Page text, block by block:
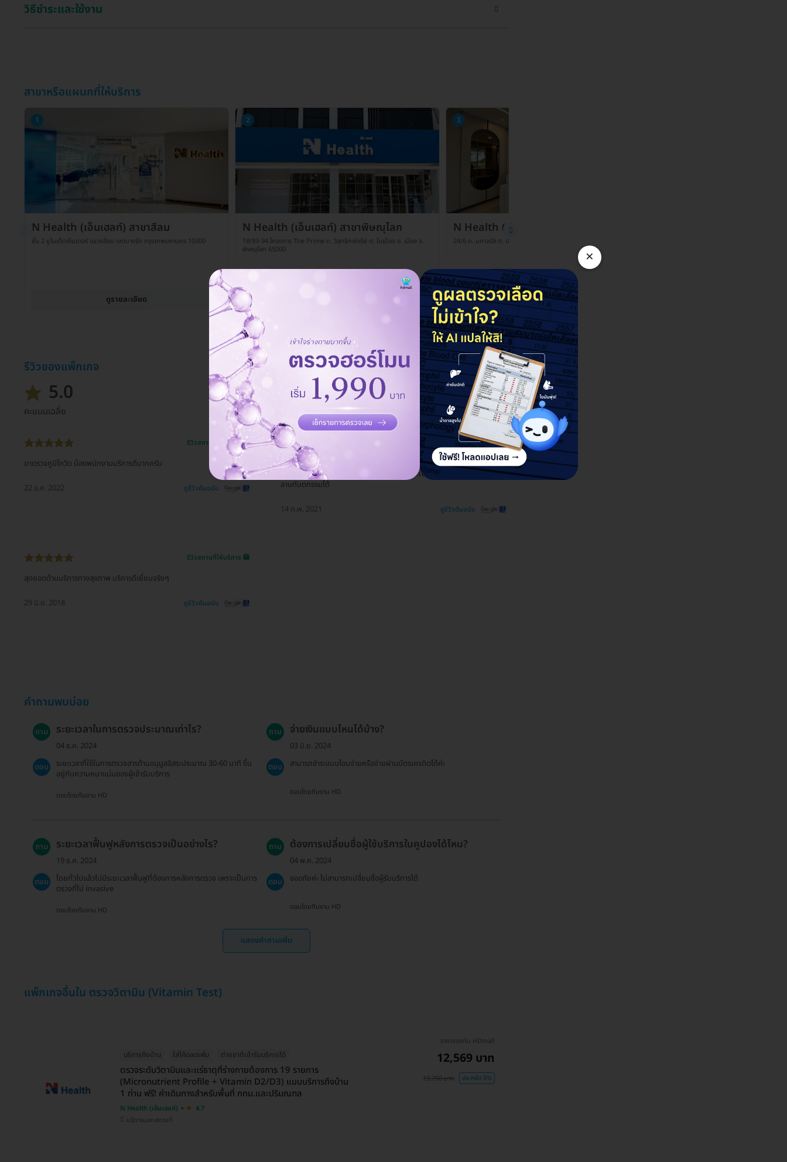
วิธีชำระและใช้งาน
สาขาหรือแผนกที่ให้บริการ
1
N Health (เอ็นเฮลท์) สาขาสีลม
ชั้น 2 ยูไนเต็ดเซ็นเตอร์ แขวงสีลม เขตบางรัก กรุงเทพมหานคร 10300
ดูรายละเอียด
2
N Health (เอ็นเฮลท์) สาขาพิษณุโลก
18/93-94 โครงการ The Prime ถ. วิสุทธิกษัตริย์ ต. ในเมือง อ. เมือง จ.
พิษณุโลก 65000
3
N Health (เอ็นเฮลท์) สาขากระบี่
24/6 ถ. นภาจรัส ต. ปากน้ำ อ. เมืองกระบี่ จ. กระบี่ 81000
ดูรายละเอียด
รีวิวของแพ็กเกจ
5.0
คะแนนเฉลี่ย
รีวิวสถานที่ให้บริการ 🏥
มาตรวจภูมิโควิด น้องพนักงานบริการดีมากครับ
22 ธ.ค. 2022 ดูรีวิวต้นฉบับ
รีวิวสถานที่ให้บริการ 🏥
มีบริการเจาะเลือด นัดหมายและจองคิวผ่านทางLine มีPackageตรวจเลือด
ราคาถูก ต้องดูตามช่วงโปรโมชั่นตอนนั้นๆ พนง.เจาะเลือดต้อนรับดี จอดรถใน
ลานทันตกรรมได้
14 ก.พ. 2021 ดูรีวิวต้นฉบับ
รีวิวสถานที่ให้บริการ 🏥
สุดยอดด้านบริการทางสุขภาพ บริการดีเยี่ยมจริงๆ
29 มิ.ย. 2018 ดูรีวิวต้นฉบับ
คำถามพบบ่อย
ถาม ระยะเวลาในการตรวจประมาณเท่าไร?
04 ธ.ค. 2024
ตอบ
ระยะเวลาที่ใช้ในการตรวจสารต้านอนุมูลอิสระประมาณ 30-60 นาที ขึ้น
อยู่กับความหนาแน่นของผู้เข้ารับบริการ
ตอบโดยทีมงาน HD
ถาม จ่ายเงินแบบไหนได้บ้าง?
03 มิ.ย. 2024
ตอบ
สามารถชำระแบบโอนจ่ายหรือจ่ายผ่านบัตรเครดิตได้ค่ะ
ตอบโดยทีมงาน HD
ถาม ระยะเวลาฟื้นฟูหลังการตรวจเป็นอย่างไร?
19 ธ.ค. 2024
ตอบ
โดยทั่วไปแล้วไม่มีระยะเวลาฟื้นฟูที่ต้องการหลังการตรวจ เพราะเป็นการ
ตรวจที่ไม่ invasive
ตอบโดยทีมงาน HD
ถาม ต้องการเปลี่ยนชื่อผู้ใช้บริการในคูปองได้ไหม?
04 พ.ค. 2024
ตอบ
ขออภัยค่ะ ไม่สามารถเปลี่ยนชื่อผู้รับบริการได้
ตอบโดยทีมงาน HD
แสดงคำถามเพิ่ม
แพ็กเกจอื่นใน ตรวจวิตามิน (Vitamin Test)
บริการถึงบ้าน ใส่โค้ดลดเพิ่ม ต่างชาติเข้ารับบริการได้
ตรวจระดับวิตามินและแร่ธาตุที่ร่างกายต้องการ 19 รายการ
(Micronutrient Profile + Vitamin D2/D3) แบบบริการถึงบ้าน
1 ท่าน ฟรี! ค่าเดินทางสำหรับพื้นที่ กทม.และปริมณฑล
N Health (เอ็นเฮลท์)
4.7
บริการนอกสถานที่
ราคาจองกับ HDmall
12,569 บาท
13,750 บาท ประหยัด 5%
×